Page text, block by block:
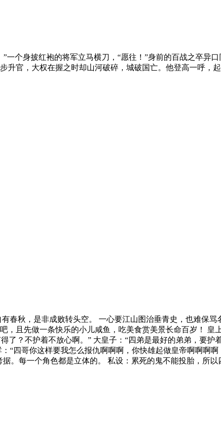
一个身披红袍的将军立马横刀，“愿往！”身前的百战之卒异
升官，大权在握之时却山河破碎，城破国亡。他登高一呼，
春秋，是非成败转头空。 一心要江山图治垂青史，也难保
，且先做一条快乐的小儿咸鱼，吃美食赏美景长命百岁！
了？不护着不放心啊。” 大皇子：“四弟是最好的弟弟，要
哥你这样要我怎么报仇啊啊啊，你快雄起做皇帝啊啊啊啊
。每一个角色都是立体的。 私设：累死的鬼不能投胎，所